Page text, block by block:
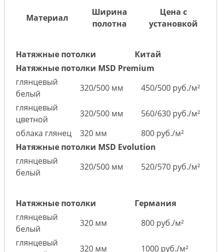
Материал
Ширина
полотна
Цена с
установкой
Натяжные потолки
Китай
Натяжные потолки MSD Premium
глянцевый
белый
320/500 мм
450/500 руб./м²
глянцевый
цветной
320/500 мм
560/630 руб./м²
облака глянец
320 мм
800 руб./м²
Натяжные потолки MSD Evolution
глянцевый
белый
320/500 мм 520/570 руб./м²
Натяжные потолки
Германия
глянцевый
белый
320 мм
800 руб./м²
глянцевый
320 мм 1000 руб./м²